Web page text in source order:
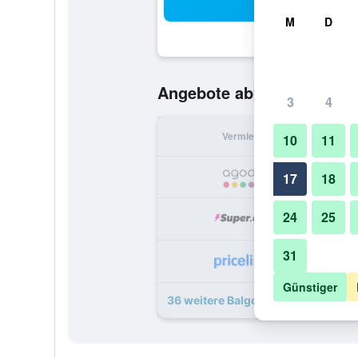
Angebote ab95 €
Vermieter
36 weitere Balgownie Estate Yarra
M D
3 4
10 11
17 18
24 25
31
Günstiger